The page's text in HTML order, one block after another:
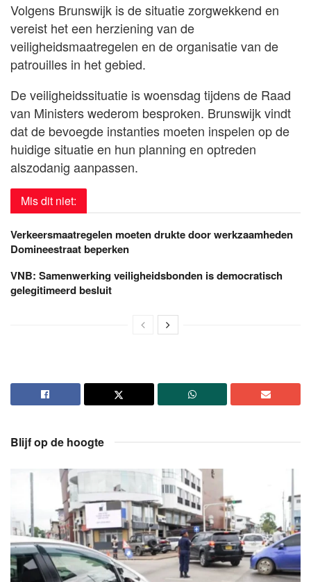
Volgens Brunswijk is de situatie zorgwekkend en
vereist het een herziening van de
veiligheidsmaatregelen en de organisatie van de
patrouilles in het gebied.
De veiligheidssituatie is woensdag tijdens de Raad
van Ministers wederom besproken. Brunswijk vindt
dat de bevoegde instanties moeten inspelen op de
huidige situatie en hun planning en optreden
alszodanig aanpassen.
Mis dit niet:
Verkeersmaatregelen moeten drukte door werkzaamheden
Domineestraat beperken
VNB: Samenwerking veiligheidsbonden is democratisch
gelegitimeerd besluit
Blijf op de hoogte